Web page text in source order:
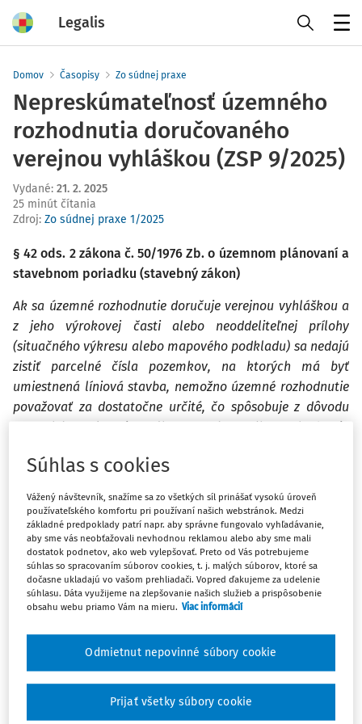
Legalis
Domov Časopisy Zo súdnej praxe
Nepreskúmateľnosť územného
rozhodnutia doručovaného
verejnou vyhláškou (ZSP 9/2025)
Vydané: 21. 2. 2025
25 minút čítania
Zdroj: Zo súdnej praxe 1/2025
§ 42 ods. 2 zákona č. 50/1976 Zb. o územnom plánovaní a
stavebnom poriadku (stavebný zákon)
Ak sa územné rozhodnutie doručuje verejnou vyhláškou a
z jeho výrokovej časti alebo neoddeliteľnej prílohy
(situačného výkresu alebo mapového podkladu) sa nedajú
zistiť parcelné čísla pozemkov, na ktorých má byť
umiestnená líniová stavba, nemožno územné rozhodnutie
považovať za dostatočne určité, čo spôsobuje z dôvodu
nepreskúmateľnosti nezákonnosť územného rozhodnutia
41/2020
Skutkový stav
Navrhovateľ Orange Slovensko, a. s. podal 2. marca 2018
mestu Fiľakovo, ako príslušnému stavebnému úradu,
„Prípojka verejnej elektronickej komunikačnej siete
Orange Slovensko, a. s., FTTH Fiľakovo“na pozemkoch v k.
ú. Fiľakovo. Navrhovateľ uviedol, že pre územie stavby
určené optickou trasou má v zmysle § 66 ods. 1 písm. a)
Súhlas s cookies
Vážený návštevník, snažíme sa zo všetkých síl prinášať vysokú úroveň
používateľského komfortu pri používaní našich webstránok. Medzi
základné predpoklady patrí napr. aby správne fungovalo vyhľadávanie,
aby sme vás neobťažovali nevhodnou reklamou alebo aby sme mali
dostatok podnetov, ako web vylepšovať. Preto od Vás potrebujeme
súhlas so spracovaním súborov cookies, t. j. malých súborov, ktoré sa
dočasne ukladajú vo vašom prehliadači. Vopred ďakujeme za udelenie
súhlasu. Dáta využijeme na zlepšovanie našich služieb a prispôsobenie
obsahu webu priamo Vám na mieru. Viac informácií
Odmietnut nepovinné súbory cookie
Prijať všetky súbory cookie